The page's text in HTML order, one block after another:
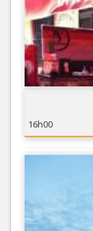
16h00